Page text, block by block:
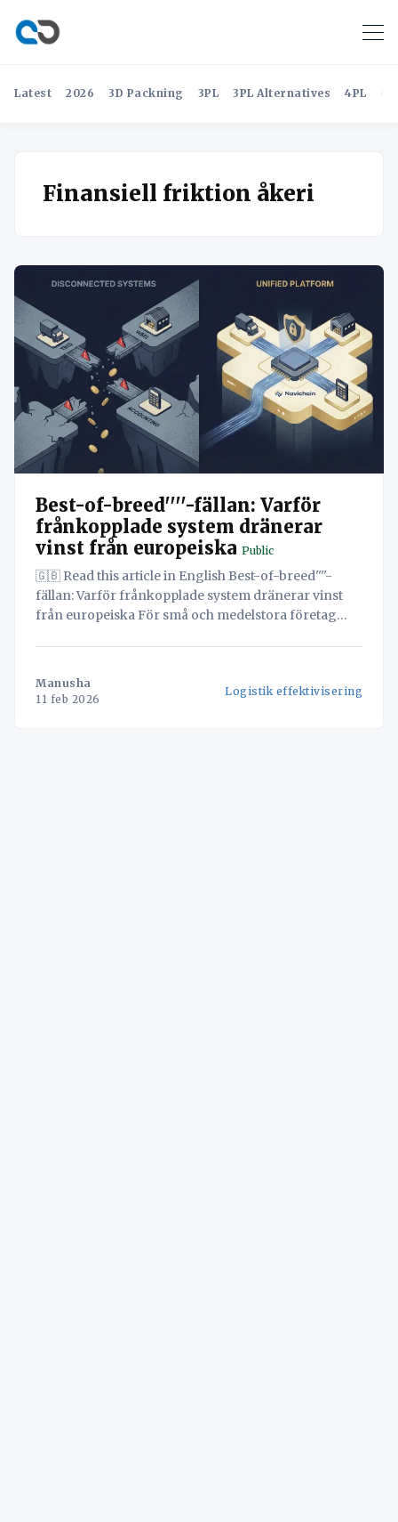
Latest 2026 3D Packning 3PL 3PL Alternatives 4PL
Finansiell friktion åkeri
Best-of-breed''''-fällan: Varför
frånkopplade system dränerar
vinst från europeiska Public
🇬🇧 Read this article in English Best-of-breed''''-
fällan: Varför frånkopplade system dränerar vinst
från europeiska För små och medelstora företag
sjunkande fraktpriser har pressat redan tunna
Manusha
11 feb 2026
Logistik effektivisering